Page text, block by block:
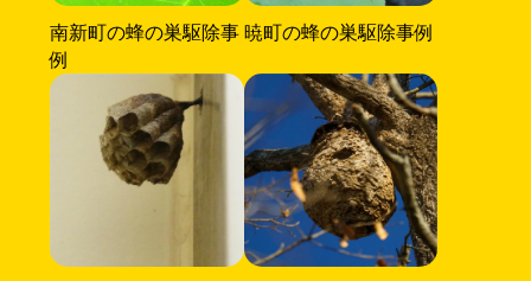
南新町の蜂の巣駆除事
例
暁町の蜂の巣駆除事例